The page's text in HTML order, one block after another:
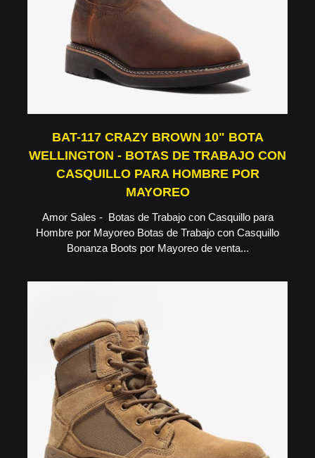
BAT-117 CRAZY BROWN 10" BOTA
WELLINGTON - BOTAS DE TRABAJO CON
CASQUILLO PARA HOMBRE POR
MAYOREO
Amor Sales - Botas de Trabajo con Casquillo para
Hombre por Mayoreo Botas de Trabajo con Casquillo
Bonanza Boots por Mayoreo de venta...